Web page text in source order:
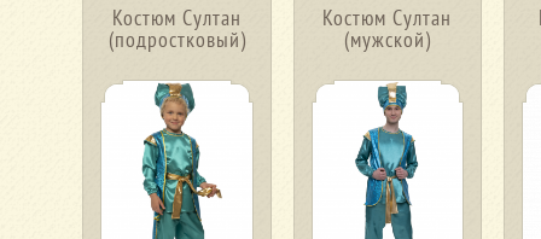
Костюм Султан
(подростковый)
Костюм Султан
(мужской)